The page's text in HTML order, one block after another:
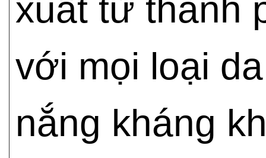
xuất từ thành
với mọi loại
nắng kháng